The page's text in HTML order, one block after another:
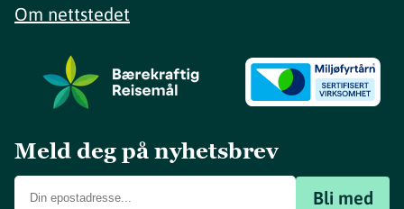
Om nettstedet
Meld deg på nyhetsbrev
Bli med